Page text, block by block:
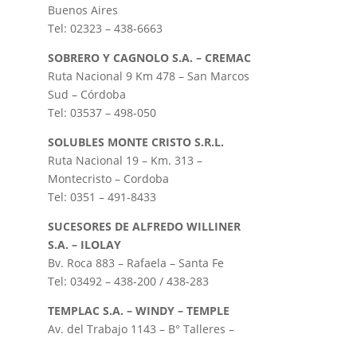
Buenos Aires
Tel: 02323 – 438-6663
SOBRERO Y CAGNOLO S.A. – CREMAC
Ruta Nacional 9 Km 478 – San Marcos
Sud – Córdoba
Tel: 03537 – 498-050
SOLUBLES MONTE CRISTO S.R.L.
Ruta Nacional 19 – Km. 313 –
Montecristo – Cordoba
Tel: 0351 – 491-8433
SUCESORES DE ALFREDO WILLINER
S.A. – ILOLAY
Bv. Roca 883 – Rafaela – Santa Fe
Tel: 03492 – 438-200 / 438-283
TEMPLAC S.A. – WINDY – TEMPLE
Av. del Trabajo 1143 – B° Talleres –